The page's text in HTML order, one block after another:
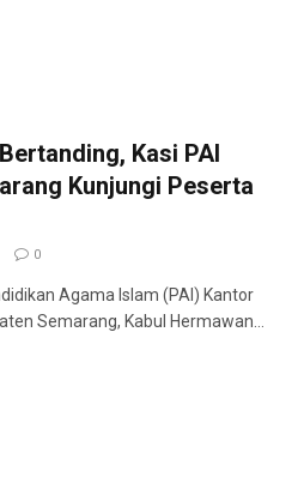
Kasi PAI
Kunjungi Peserta
0
Agama Islam (PAI) Kantor
Semarang, Kabul Hermawan…